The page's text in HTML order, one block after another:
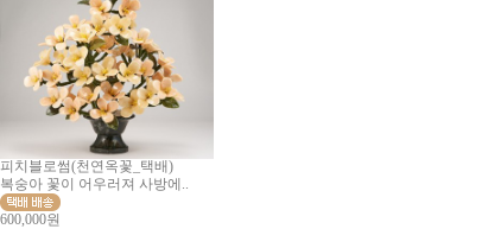
피치블로썸(천연옥꽃_택배)
복숭아 꽃이 어우러져 사방에..
600,000원